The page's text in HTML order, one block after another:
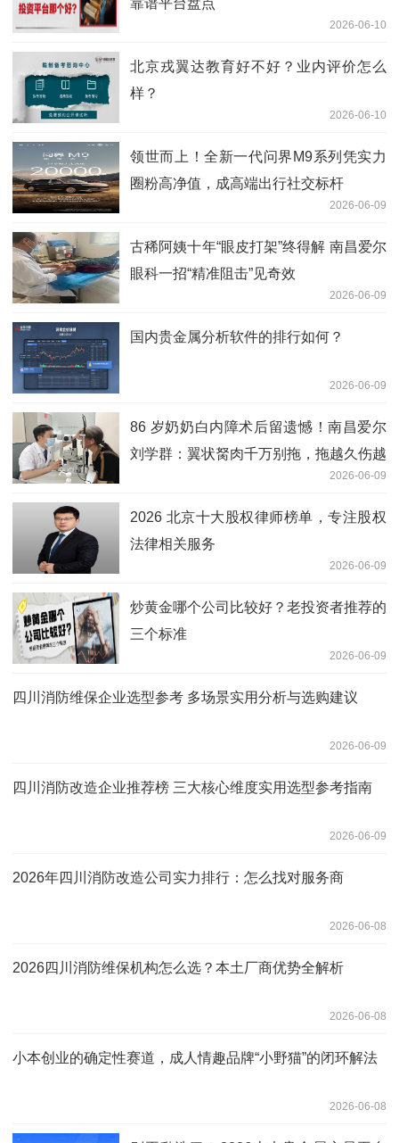
2026-06-10
北京戎翼达教育好不好？业内评价怎么
样？
2026-06-10
领世而上！全新一代问界M9系列凭实力
圈粉高净值，成高端出行社交标杆
2026-06-09
古稀阿姨十年“眼皮打架”终得解 南昌爱尔
眼科一招“精准阻击”见奇效
2026-06-09
国内贵金属分析软件的排行如何？
2026-06-09
86 岁奶奶白内障术后留遗憾！南昌爱尔
刘学群：翼状胬肉千万别拖，拖越久伤越
2026-06-09
2026 北京十大股权律师榜单，专注股权
法律相关服务
2026-06-09
炒黄金哪个公司比较好？老投资者推荐的
三个标准
2026-06-09
四川消防维保企业选型参考 多场景实用分析与选购建议
2026-06-09
四川消防改造企业推荐榜 三大核心维度实用选型参考指南
2026-06-09
2026年四川消防改造公司实力排行：怎么找对服务商
2026-06-08
2026四川消防维保机构怎么选？本土厂商优势全解析
2026-06-08
小本创业的确定性赛道，成人情趣品牌“小野猫”的闭环解法
2026-06-08